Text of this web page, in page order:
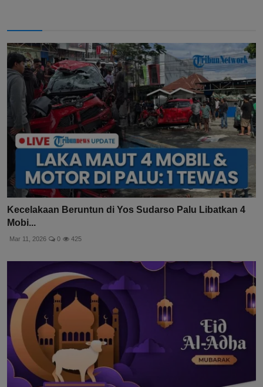
Kecelakaan Beruntun di Yos Sudarso Palu Libatkan 4
Mobi...
Mar 11, 2026 0 425